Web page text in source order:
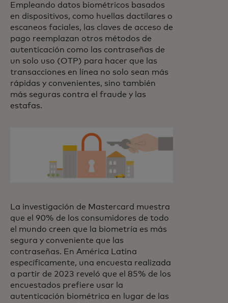
Empleando datos biométricos basados
en dispositivos, como huellas dactilares o
escaneos faciales, las claves de acceso de
pago reemplazan otros métodos de
autenticación como las contraseñas de
un solo uso (OTP) para hacer que las
transacciones en línea no solo sean más
rápidas y convenientes, sino también
más seguras contra el fraude y las
estafas.
La investigación de Mastercard muestra
que el 90% de los consumidores de todo
el mundo creen que la biometría es más
segura y conveniente que las
contraseñas. En América Latina
específicamente, una encuesta realizada
a partir de 2023 reveló que el 85% de los
encuestados prefiere usar la
autenticación biométrica en lugar de las